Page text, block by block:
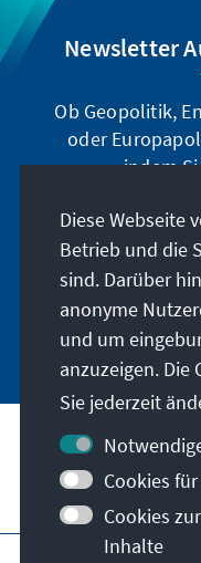
Newsletter
Ob Geopolitik,
oder
indem
die Ai digital
Newsletter,
und
Besuchen Sie auch
Diese Webseite
Betrieb und die
sind. Darüber
anonyme
und um
anzuzeigen.
Sie jederzeit
Cookies
Cookies
Inhalte